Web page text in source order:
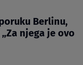
Berlinu,
njega je ovo